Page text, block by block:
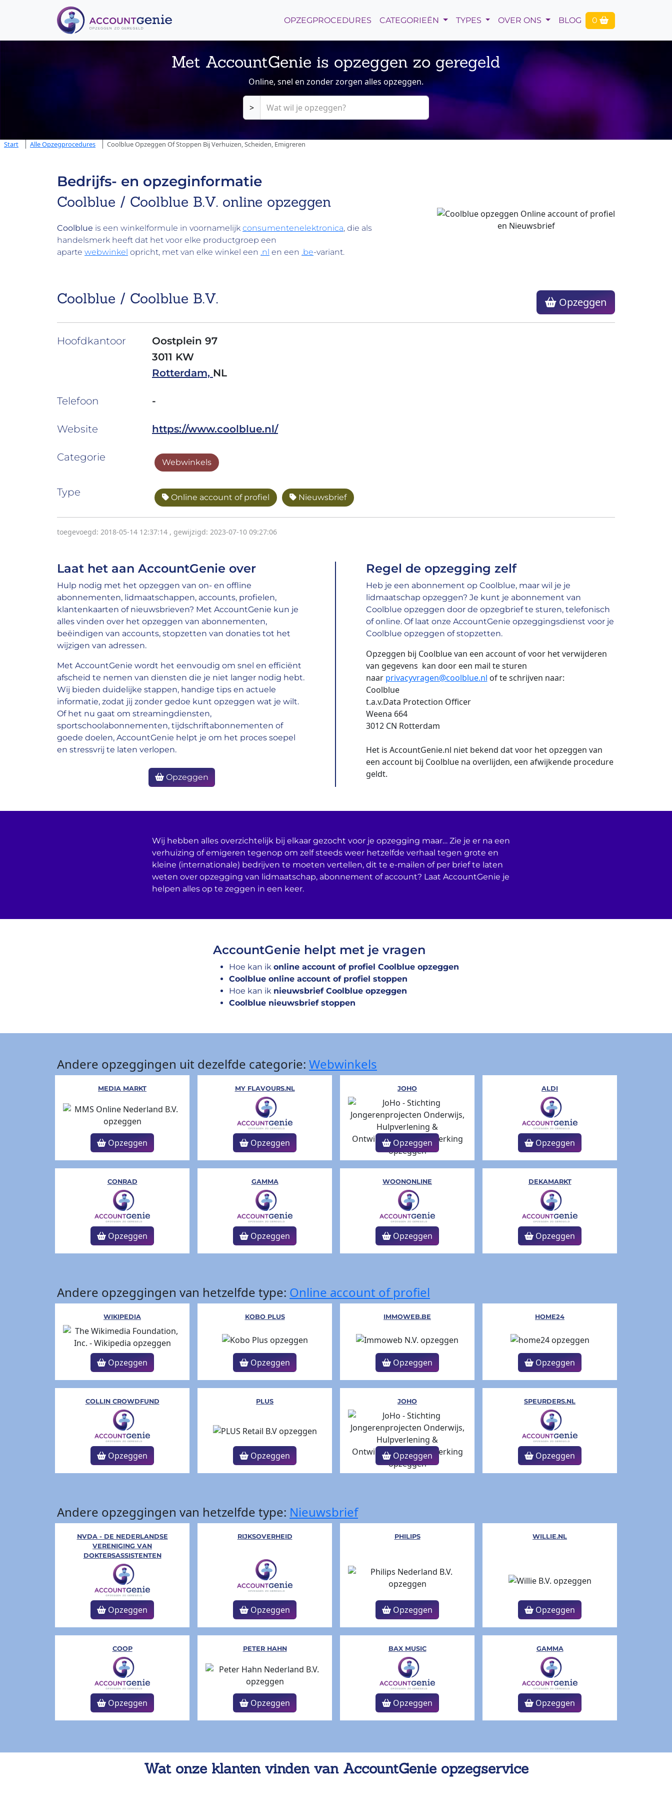
OPZEGPROCEDURES CATEGORIEËN TYPES OVER ONS BLOG 0
Met AccountGenie is opzeggen zo geregeld
Online, snel en zonder zorgen alles opzeggen.
>
Start Alle Opzegprocedures Coolblue Opzeggen Of Stoppen Bij Verhuizen, Scheiden, Emigreren
Bedrijfs- en opzeginformatie
Coolblue / Coolblue B.V. online opzeggen
Coolblue is een winkelformule in voornamelijk consumentenelektronica, die als
handelsmerk heeft dat het voor elke productgroep een
aparte webwinkel opricht, met van elke winkel een .nl en een .be-variant.
Coolblue / Coolblue B.V. Opzeggen
Hoofdkantoor
Oostplein 97
3011 KW
Rotterdam, NL
Telefoon -
Website https://www.coolblue.nl/
Categorie Webwinkels
Type Online account of profiel Nieuwsbrief
toegevoegd: 2018-05-14 12:37:14 , gewijzigd: 2023-07-10 09:27:06
Laat het aan AccountGenie over
Hulp nodig met het opzeggen van on- en offline
abonnementen, lidmaatschappen, accounts, profielen,
klantenkaarten of nieuwsbrieven? Met AccountGenie kun je
alles vinden over het opzeggen van abonnementen,
beëindigen van accounts, stopzetten van donaties tot het
wijzigen van adressen.
Met AccountGenie wordt het eenvoudig om snel en efficiënt
afscheid te nemen van diensten die je niet langer nodig hebt.
Wij bieden duidelijke stappen, handige tips en actuele
informatie, zodat jij zonder gedoe kunt opzeggen wat je wilt.
Of het nu gaat om streamingdiensten,
sportschoolabonnementen, tijdschriftabonnementen of
goede doelen, AccountGenie helpt je om het proces soepel
en stressvrij te laten verlopen.
Opzeggen
Regel de opzegging zelf
Heb je een abonnement op Coolblue, maar wil je je
lidmaatschap opzeggen? Je kunt je abonnement van
Coolblue opzeggen door de opzegbrief te sturen, telefonisch
of online. Of laat onze AccountGenie opzeggingsdienst voor je
Coolblue opzeggen of stopzetten.
Opzeggen bij Coolblue van een account of voor het verwijderen
van gegevens kan door een mail te sturen
naar privacyvragen@coolblue.nl of te schrijven naar:
Coolblue
t.a.v.Data Protection Officer
Weena 664
3012 CN Rotterdam
Het is AccountGenie.nl niet bekend dat voor het opzeggen van
een account bij Coolblue na overlijden, een afwijkende procedure
geldt.
Wij hebben alles overzichtelijk bij elkaar gezocht voor je opzegging maar… Zie je er na een
verhuizing of emigeren tegenop om zelf steeds weer hetzelfde verhaal tegen grote en
kleine (internationale) bedrijven te moeten vertellen, dit te e-mailen of per brief te laten
weten over opzegging van lidmaatschap, abonnement of account? Laat AccountGenie je
helpen alles op te zeggen in een keer.
AccountGenie helpt met je vragen
Hoe kan ik online account of profiel Coolblue opzeggen
Coolblue online account of profiel stoppen
Hoe kan ik nieuwsbrief Coolblue opzeggen
Coolblue nieuwsbrief stoppen
Andere opzeggingen uit dezelfde categorie: Webwinkels
MEDIA MARKT
Opzeggen
MY FLAVOURS.NL
Opzeggen
JOHO
Opzeggen
ALDI
Opzeggen
CONRAD
Opzeggen
GAMMA
Opzeggen
WOONONLINE
Opzeggen
DEKAMARKT
Opzeggen
Andere opzeggingen van hetzelfde type: Online account of profiel
WIKIPEDIA
Opzeggen
KOBO PLUS
Opzeggen
IMMOWEB.BE
Opzeggen
HOME24
Opzeggen
COLLIN CROWDFUND
Opzeggen
PLUS
Opzeggen
JOHO
Opzeggen
SPEURDERS.NL
Opzeggen
Andere opzeggingen van hetzelfde type: Nieuwsbrief
NVDA - DE NEDERLANDSE
VERENIGING VAN
DOKTERSASSISTENTEN
Opzeggen
RIJKSOVERHEID
Opzeggen
PHILIPS
Opzeggen
WILLIE.NL
Opzeggen
COOP
Opzeggen
PETER HAHN
Opzeggen
BAX MUSIC
Opzeggen
GAMMA
Opzeggen
Wat onze klanten vinden van AccountGenie opzegservice